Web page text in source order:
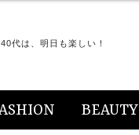
代は、明日も楽しい！
BEAUTY